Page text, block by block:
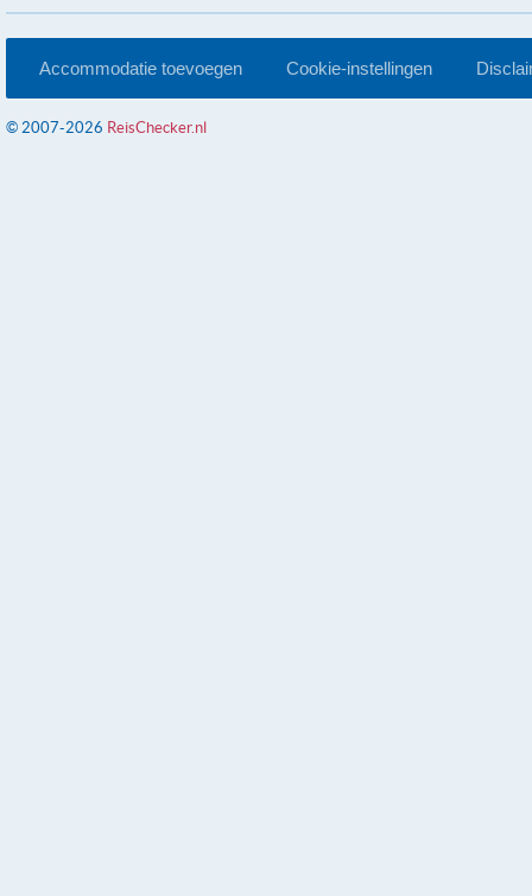
Accommodatie toevoegen Cookie-instellingen
© 2007-2026 ReisChecker.nl